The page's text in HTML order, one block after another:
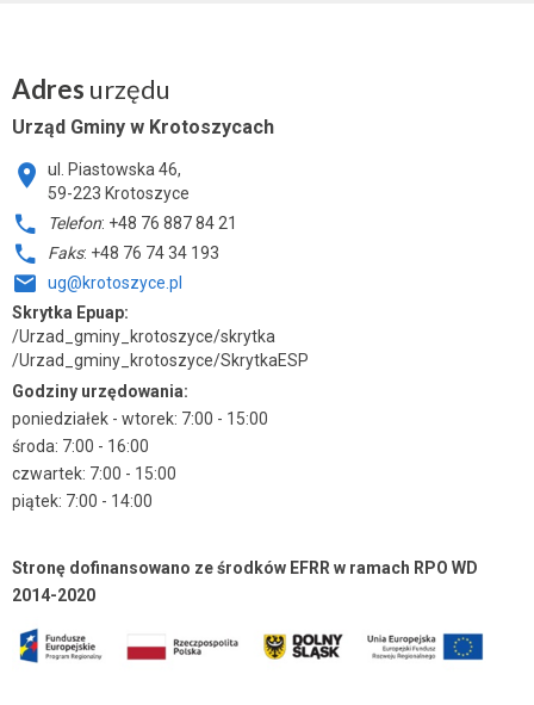
Adres urzędu
Urząd Gminy w Krotoszycach
ul. Piastowska 46,
59-223 Krotoszyce
Telefon: +48 76 887 84 21
Faks: +48 76 74 34 193
ug@krotoszyce.pl
Skrytka Epuap:
/Urzad_gminy_krotoszyce/skrytka
/Urzad_gminy_krotoszyce/SkrytkaESP
Godziny urzędowania:
poniedziałek - wtorek: 7:00 - 15:00
środa: 7:00 - 16:00
czwartek: 7:00 - 15:00
piątek: 7:00 - 14:00
Stronę dofinansowano ze środków EFRR w ramach RPO WD
2014-2020